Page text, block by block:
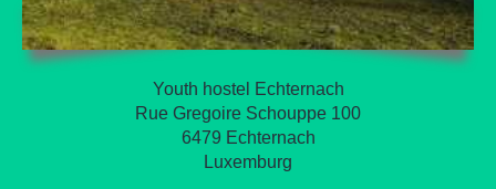
Youth hostel Echternach
Rue Gregoire Schouppe 100
6479 Echternach
Luxemburg